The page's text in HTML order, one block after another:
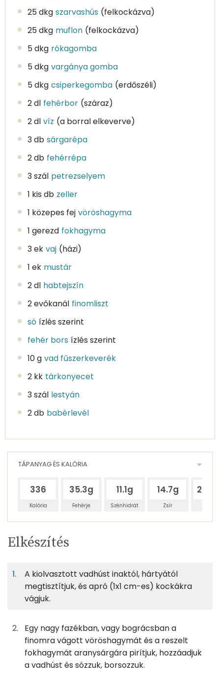
25 dkg szarvashús (felkockázva)
25 dkg muflon (felkockázva)
5 dkg rókagomba
5 dkg vargánya gomba
5 dkg csiperkegomba (erdőszéli)
2 dl fehérbor (száraz)
2 dl víz (a borral elkeverve)
3 db sárgarépa
2 db fehérrépa
3 szál petrezselyem
1 kis db zeller
1 közepes fej vöröshagyma
1 gerezd fokhagyma
3 ek vaj (házi)
1 ek mustár
2 dl habtejszín
2 evőkanál finomliszt
só ízlés szerint
fehér bors ízlés szerint
10 g vad fűszerkeverék
2 kk tárkonyecet
3 szál lestyán
2 db babérlevél
TÁPANYAG ÉS KALÓRIA
336
Kalória
35.3g
Fehérje
11.1g
Szénhidrát
14.7g
Zsír
Egy
adagban
12%
Fehérje
4%
Szénhidrát
5%
Zsír
50gőzhús
60 kcal
25gszarvashús
TÁPANYAGTARTALOM
Egy
adagban
10
adagban
100
grammban
TOP ásványi anyagok
Foszfor
Elkészítés
A kiolvasztott vadhúst inaktól, hártyától
megtisztítjuk, és apró (1x1 cm-es) kockákra
vágjuk.
Egy nagy fazékban, vagy bográcsban a
finomra vágott vöröshagymát és a reszelt
fokhagymát aranysárgára pirítjuk, hozzáadjuk
a vadhúst és sózzuk, borsozzuk.